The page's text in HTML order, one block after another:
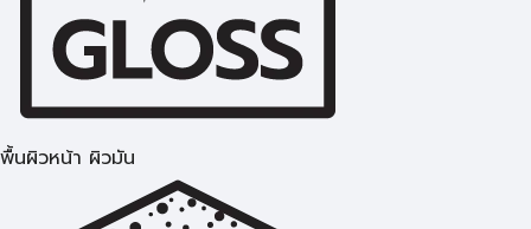
พื้นผิวหน้า ผิวมัน